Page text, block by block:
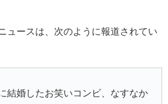
ュースは、次のように報道されてい
結婚したお笑いコンビ、なすなか